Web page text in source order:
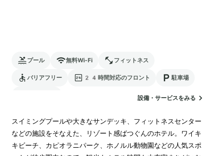
プール 無料Wi-Fi フィットネス
バリアフリー 24時間対応のフロント 駐車場
設備・サービスをみる
スイミングプールや大きなサンデッキ、フィットネスセンター
などの施設をそなえた、リゾート感ばつぐんのホテル。ワイキ
キビーチ、カピオラニパーク、ホノルル動物園などの人気スポ